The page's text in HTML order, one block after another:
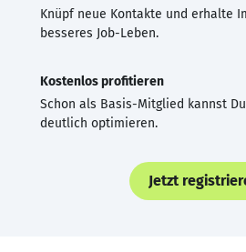
Knüpf neue Kontakte und erhalte
besseres Job-Leben.
Kostenlos profitieren
Schon als Basis-Mitglied kannst
deutlich optimieren.
Jetzt